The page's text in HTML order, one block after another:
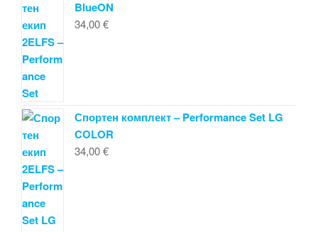
BlueON
34,00€
Спортен комплект – Performance Set LG
COLOR
34,00€